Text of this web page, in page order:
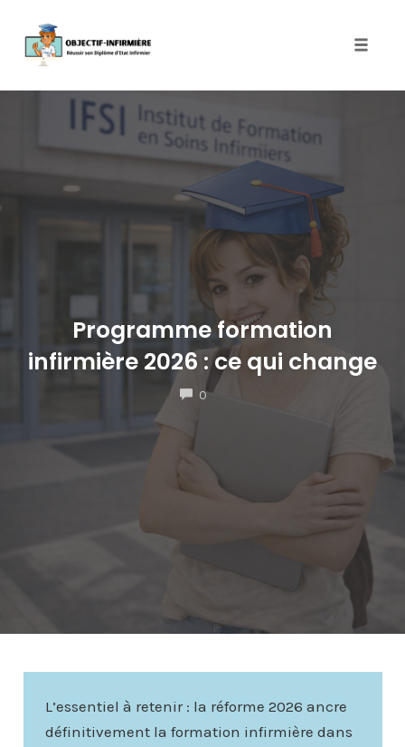
content
Programme formation
infirmière 2026 : ce qui change
0COMMENTS
L’essentiel à retenir : la réforme 2026 ancre
définitivement la formation infirmière dans